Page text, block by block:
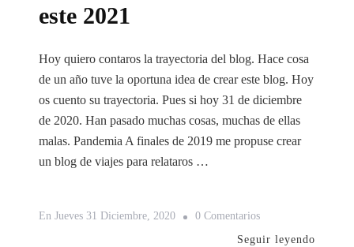
este 2021
Hoy quiero contaros la trayectoria del blog. Hace cosa
de un año tuve la oportuna idea de crear este blog. Hoy
os cuento su trayectoria. Pues si hoy 31 de diciembre
de 2020. Han pasado muchas cosas, muchas de ellas
malas. Pandemia A finales de 2019 me propuse crear
un blog de viajes para relataros …
En Jueves 31 Diciembre, 2020 0 ComentariosEn
Trayectoria
Seguir leyendo